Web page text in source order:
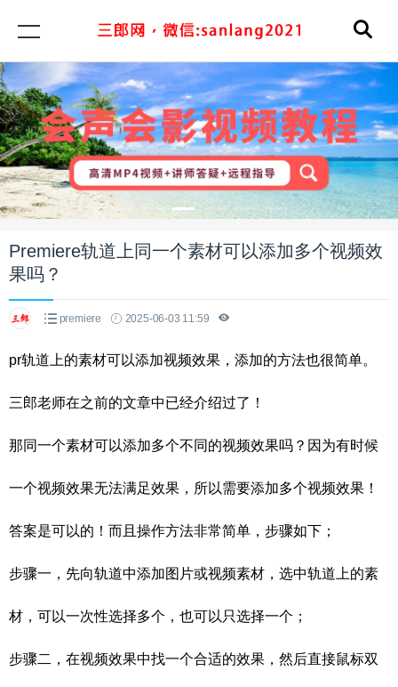
Premiere轨道上同一个素材可以添加多个视频效
果吗？
premiere 2025-06-03 11:59
pr轨道上的素材可以添加视频效果，添加的方法也很简单。
三郎老师在之前的文章中已经介绍过了！
那同一个素材可以添加多个不同的视频效果吗？因为有时候
一个视频效果无法满足效果，所以需要添加多个视频效果！
答案是可以的！而且操作方法非常简单，步骤如下；
步骤一，先向轨道中添加图片或视频素材，选中轨道上的素
材，可以一次性选择多个，也可以只选择一个；
步骤二，在视频效果中找一个合适的效果，然后直接鼠标双